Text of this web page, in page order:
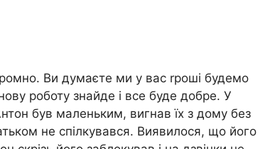
Ви думаєте ми у вас rроші будемо
роботу знайде і все буде добре. У
був маленьким, вигнав їх з дому без
не спілкувався. Виявилося, що його